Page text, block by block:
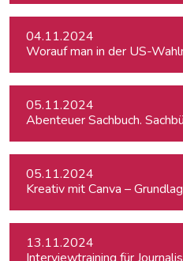
04.11.2024
Worauf man in der US-
05.11.2024
Abenteuer Sachbuch.
05.11.2024
Kreativ mit Canva –
13.11.2024